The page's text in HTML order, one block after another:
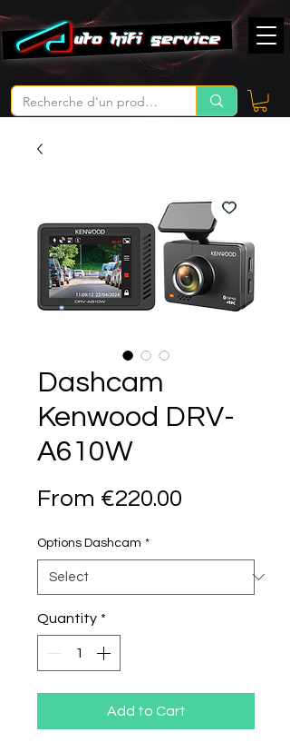
Dashcam
Kenwood DRV-
A610W
From €220.00
Options Dashcam *
Quantity *
Add to Cart